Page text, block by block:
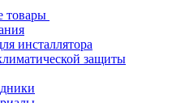
товары
инсталлятора
защиты